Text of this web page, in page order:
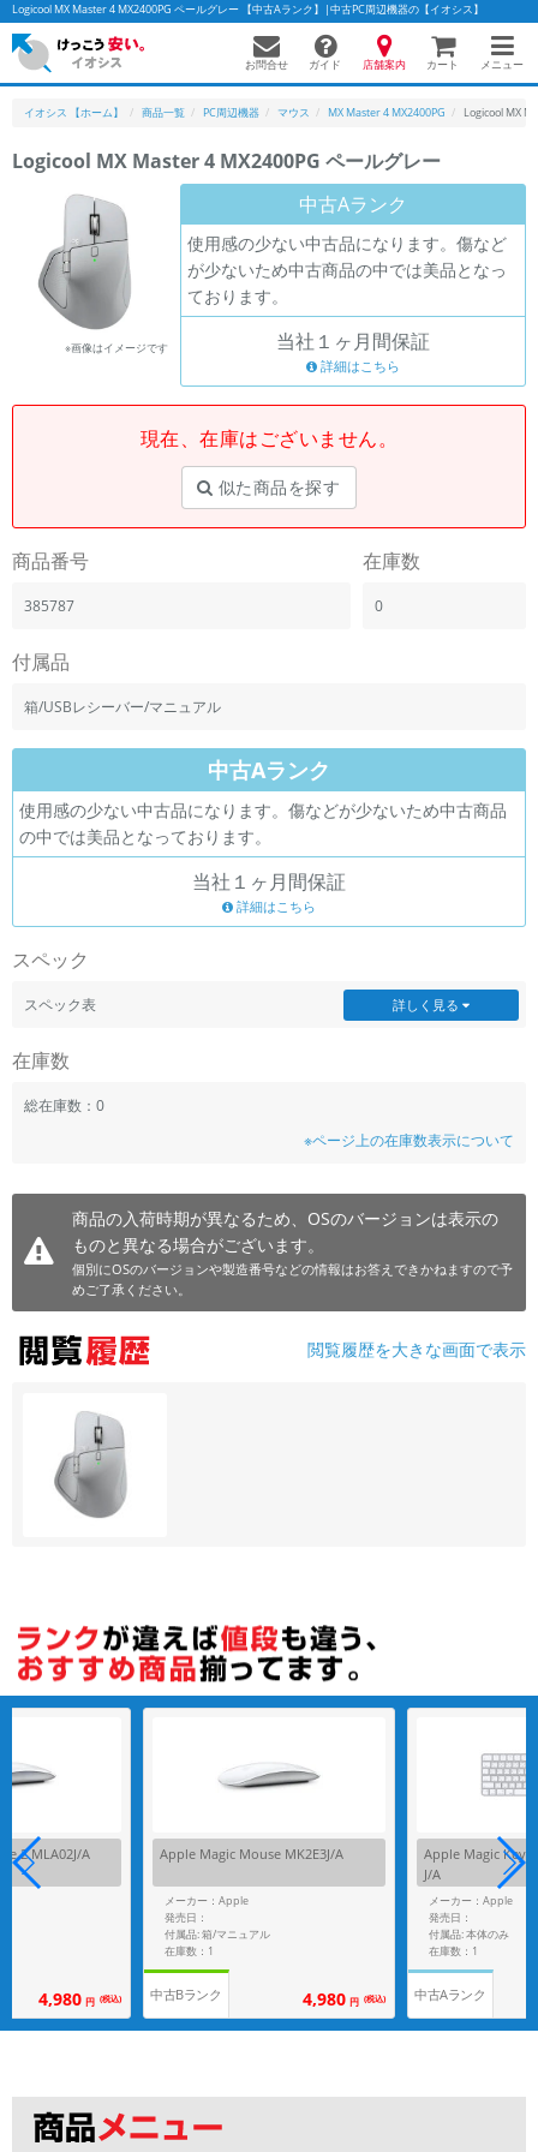
Logicool MX Master 4 MX2400PG ペールグレー 【中古Aランク】|中古PC周辺機器の【イオシス】
お問合せ ガイド 店舗案内 カート メニュー
イオシス 【ホーム】 商品一覧 PC周辺機器 マウス MX Master 4 MX2400PG Logicool MX
Logicool MX Master 4 MX2400PG ペールグレー
※画像はイメージです
中古Aランク
使用感の少ない中古品になります。傷など
が少ないため中古商品の中では美品となっ
ております。
当社１ヶ月間保証
詳細はこちら
現在、在庫はございません。
似た商品を探す
商品番号
385787
在庫数
0
付属品
箱/USBレシーバー/マニュアル
中古Aランク
使用感の少ない中古品になります。傷などが少ないため中古商品
の中では美品となっております。
当社１ヶ月間保証
詳細はこちら
スペック
スペック表 詳しく見る
在庫数
総在庫数：0
※ページ上の在庫数表示について
商品の入荷時期が異なるため、OSのバージョンは表示の
ものと異なる場合がございます。
個別にOSのバージョンや製造番号などの情報はお答えできかねますので予
めご了承ください。
閲覧履歴を大きな画面で表示
2 MLA02J/A
4,980 円 (税込)
Apple Magic Mouse MK2E3J/A
メーカー：Apple
発売日：
付属品: 箱/マニュアル
在庫数：1
中古Bランク 4,980 円 (税込)
Apple Magic
J/A
メーカー：Apple
発売日：
付属品: 本体のみ
在庫数：1
中古Aランク